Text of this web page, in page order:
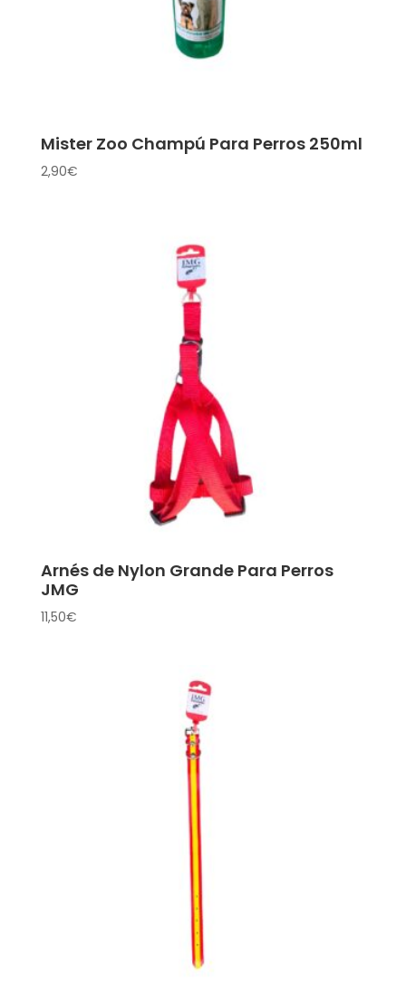
Mister Zoo Champú Para Perros 250ml
2,90€
Arnés de Nylon Grande Para Perros
JMG
11,50€